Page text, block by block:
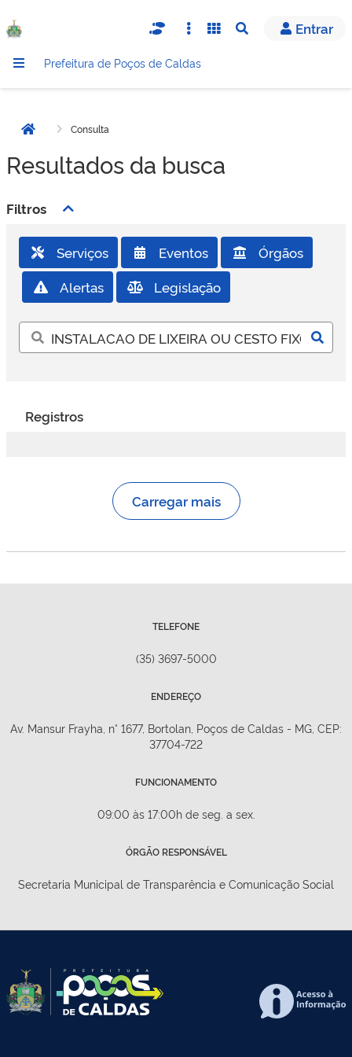
Abrir buscaEntrar
Prefeitura de Poços de Caldas
Página inicial
Consulta
Resultados da busca
Filtros
Serviços Eventos
Órgãos
Alertas
Legislação
Registros
Carregar mais
TELEFONE
(35) 3697-5000
ENDEREÇO
Av. Mansur Frayha, n° 1677, Bortolan, Poços de Caldas - MG, CEP:
37704-722
FUNCIONAMENTO
09:00 às 17:00h de seg. a sex.
ÓRGÃO RESPONSÁVEL
Secretaria Municipal de Transparência e Comunicação Social